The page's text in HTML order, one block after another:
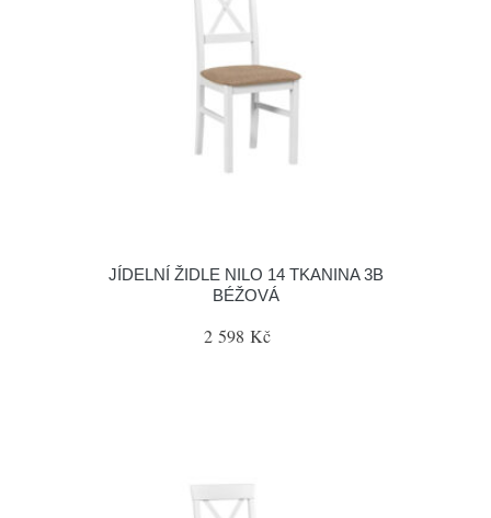
JÍDELNÍ ŽIDLE NILO 14 TKANINA 3B
BÉŽOVÁ
2 598 Kč